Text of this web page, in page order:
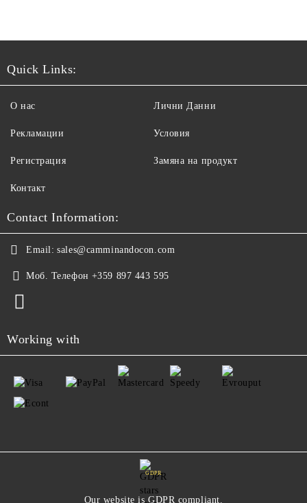
Quick Links:
О нас
Рекламации
Регистрация
Контакт
Лични Данни
Условия
Замяна на продукт
Contact Information:
Email: sales@camminandocon.com
Моб. Телефон +359 897 443 595
Working with
GDPR
Our website is GDPR compliant.